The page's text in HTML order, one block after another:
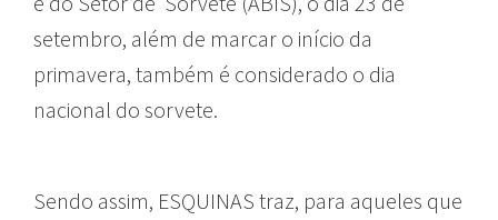
setembro, além de marcar o início da
primavera, também é considerado o dia
nacional do sorvete.
Sendo assim, ESQUINAS traz, para aqueles que